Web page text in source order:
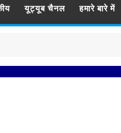
यूट्यूब चैनल हमारे बारे में